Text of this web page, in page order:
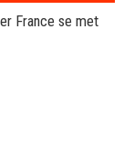
France se met